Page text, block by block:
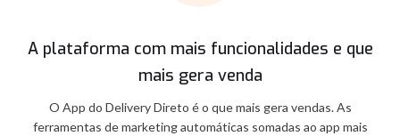
A plataforma com mais funcionalidades e que
mais gera venda
O App do Delivery Direto é o que mais gera vendas. As
ferramentas de marketing automáticas somadas ao app mais